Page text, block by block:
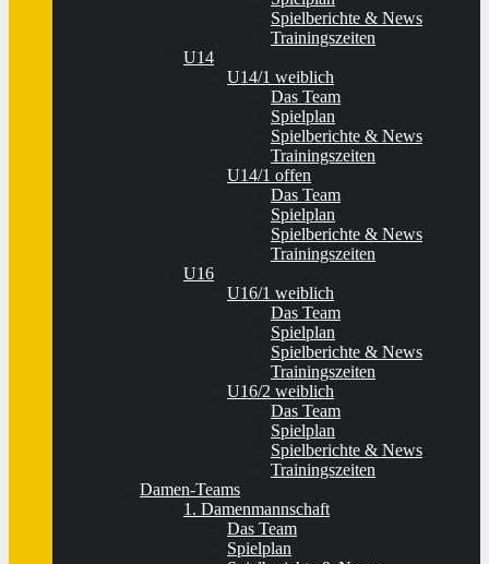
Spielberichte & News
Trainingszeiten
U14
U14/1 weiblich
Das Team
Spielplan
Spielberichte & News
Trainingszeiten
U14/1 offen
Das Team
Spielplan
Spielberichte & News
Trainingszeiten
U16
U16/1 weiblich
Das Team
Spielplan
Spielberichte & News
Trainingszeiten
U16/2 weiblich
Das Team
Spielplan
Spielberichte & News
Trainingszeiten
Damen-Teams
1. Damenmannschaft
Das Team
Spielplan